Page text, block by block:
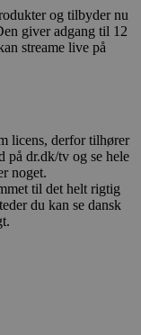
og tilbyder nu
giver adgang til 12
streame live på
licens, derfor tilhører
på dr.dk/tv og se hele
noget.
til det helt rigtig
du kan se dansk